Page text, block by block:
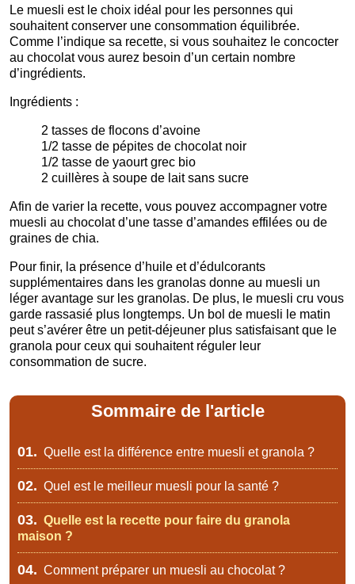
Le muesli est le choix idéal pour les personnes qui
souhaitent conserver une consommation équilibrée.
Comme l’indique sa recette, si vous souhaitez le concocter
au chocolat vous aurez besoin d’un certain nombre
d’ingrédients.
Ingrédients :
2 tasses de flocons d’avoine
1/2 tasse de pépites de chocolat noir
1/2 tasse de yaourt grec bio
2 cuillères à soupe de lait sans sucre
Afin de varier la recette, vous pouvez accompagner votre
muesli au chocolat d’une tasse d’amandes effilées ou de
graines de chia.
Pour finir, la présence d’huile et d’édulcorants
supplémentaires dans les granolas donne au muesli un
léger avantage sur les granolas. De plus, le muesli cru vous
garde rassasié plus longtemps. Un bol de muesli le matin
peut s’avérer être un petit-déjeuner plus satisfaisant que le
granola pour ceux qui souhaitent réguler leur
consommation de sucre.
Sommaire de l'article
01. Quelle est la différence entre muesli et granola ?
02. Quel est le meilleur muesli pour la santé ?
03. Quelle est la recette pour faire du granola
maison ?
04. Comment préparer un muesli au chocolat ?